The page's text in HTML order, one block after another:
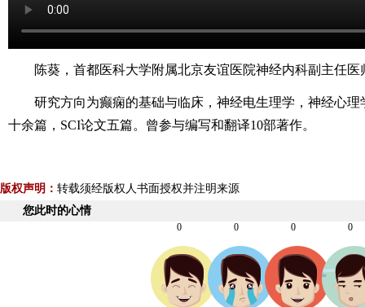
陈葵，首都医科大学附属北京友谊医院神经内科副主任医
研究方向为癫痫的基础与临床，神经电生理学，神经心理
十余篇，SCI论文五篇。曾参与编写和翻译10部著作。
版权声明： 转载须经版权人书面授权并注明来源
您此时的心情
0 0 0 0